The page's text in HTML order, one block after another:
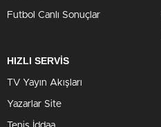
Futbol Canlı Sonuçlar
HIZLI SERVİS
TV Yayın Akışları
Yazarlar Site